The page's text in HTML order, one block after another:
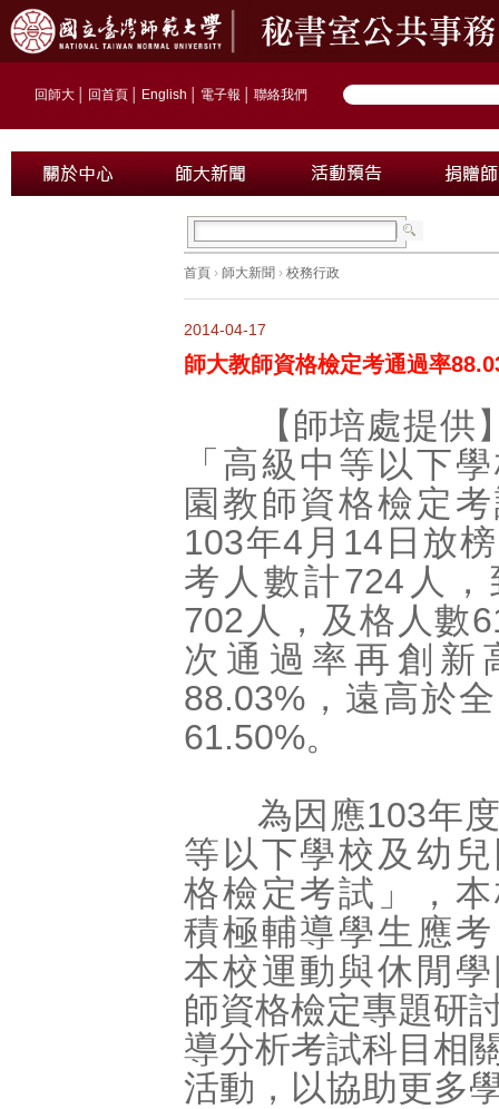
回師大 回首頁 English 電子報 聯絡我們
首頁 › 師大新聞 › 校務行政
2014-04-17
師大教師資格檢定考通過率
【師培處提供
「高級中等以下
園教師資格檢定
103年4月14日放
考人數計724人，
702人，及格人數
次通過率再創新
88.03%，遠高於
61.50%。
為因應103年度
等以下學校及幼
格檢定考試」，
積極輔導學生應
本校運動與休閒
師資格檢定專題研
導分析考試科目相
活動，以協助更多